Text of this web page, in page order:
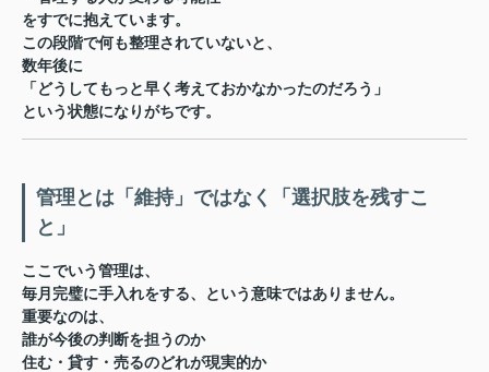
をすでに抱えています。
この段階で何も整理されていないと、
数年後に
「どうしてもっと早く考えておかなかったのだろう」
という状態になりがちです。
管理とは「維持」ではなく「選択肢を残すこ
と」
ここでいう管理は、
毎月完璧に手入れをする、という意味ではありません。
重要なのは、
誰が今後の判断を担うのか
住む・貸す・売るのどれが現実的か